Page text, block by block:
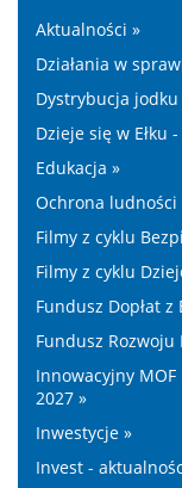
Aktualności »
Działania w
Dystrybucja jodku
Dzieje się w Ełku
Edukacja »
Ochrona
Filmy z cyklu
Filmy z cyklu
Fundusz Dopłat
Fundusz
Innowacyjny MOF
2027 »
Inwestycje »
Invest -